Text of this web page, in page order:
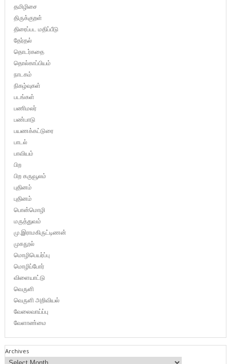
தமிழிசை
திருக்குறள்
திரைப்பட மதிப்பீடு
தேர்தல்
தொடர்கதை
தொல்காப்பியம்
நாடகம்
நிகழ்வுகள்
படங்கள்
பணிமலர்
பண்பாடு
பயணக்கட்டுரை
பாடல்
பாவியம்
பிற
பிற கருவூலம்
புதினம்
புதினம்
பொன்மொழி
மருத்துவம்
மு.இராமகிருட்டிணன்
முகநூல்
மொழிபெயர்ப்பு
மொழிப்போர்
விளையாட்டு
வெருளி
வெருளி அறிவியல்
வேலைவாய்ப்பு
வேளாண்மை
Archives